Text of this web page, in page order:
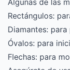
Algunas de las
Rectángulos:
Diamantes:
Óvalos: para
Flechas: para